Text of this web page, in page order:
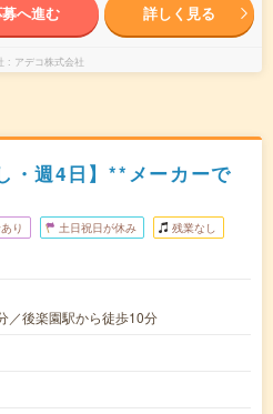
へ進む 詳しく見る
アデコ株式会社
・週4日】**メーカーで
り 土日祝日が休み 残業なし
／後楽園駅から徒歩10分